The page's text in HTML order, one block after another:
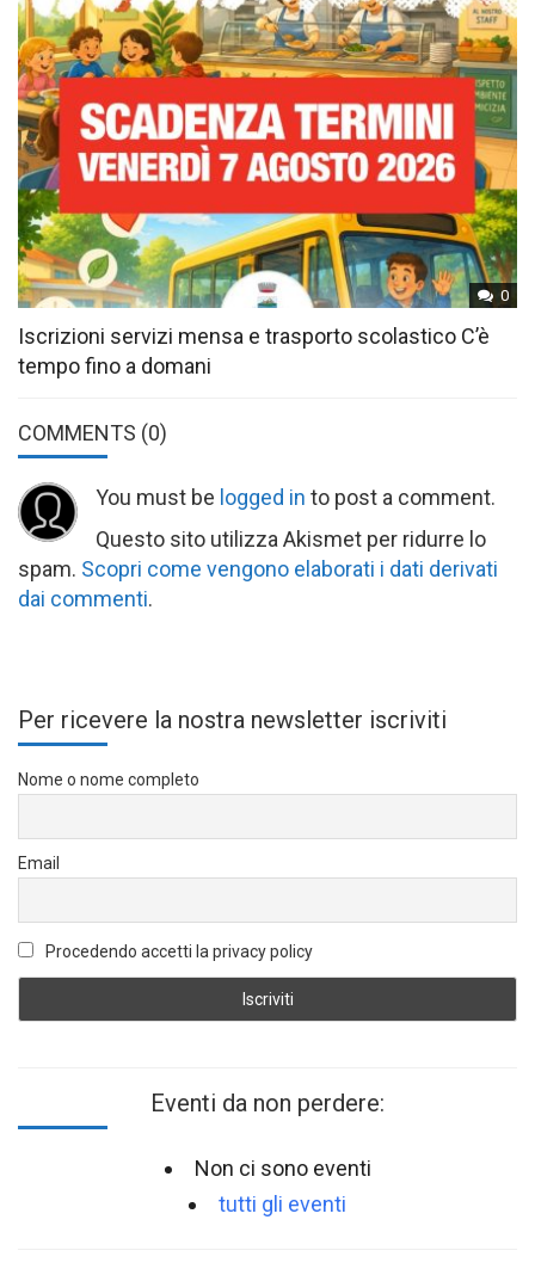
0
Iscrizioni servizi mensa e trasporto scolastico C’è
tempo fino a domani
COMMENTS (0)
You must be logged in to post a comment.
Questo sito utilizza Akismet per ridurre lo
spam. Scopri come vengono elaborati i dati derivati
dai commenti.
Per ricevere la nostra newsletter iscriviti
Nome o nome completo
Email
Procedendo accetti la privacy policy
Eventi da non perdere:
Non ci sono eventi
tutti gli eventi